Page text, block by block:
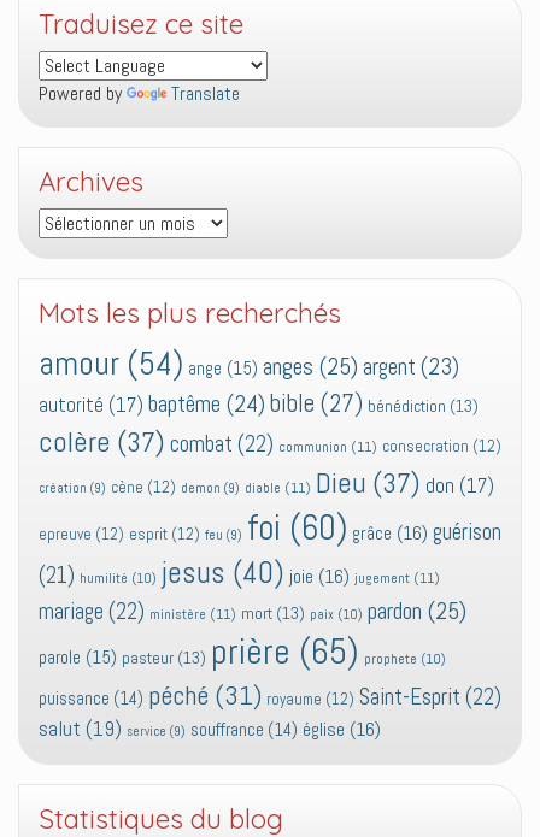
Traduisez ce site
Powered by Translate
Archives
Archives
Mots les plus recherchés
amour (54) ange (15) anges (25) argent (23)
autorité (17) baptême (24) bible (27) bénédiction (13)
colère (37) combat (22) communion (11) consecration (12)
création (9) cène (12) demon (9) diable (11) Dieu (37) don (17)
epreuve (12) esprit (12) feu (9) foi (60) grâce (16) guérison
(21) humilité (10) jesus (40) joie (16) jugement (11)
mariage (22) ministère (11) mort (13) paix (10) pardon (25)
parole (15) pasteur (13) prière (65) prophete (10)
puissance (14) péché (31) royaume (12) Saint-Esprit (22)
salut (19) service (9) souffrance (14) église (16)
Statistiques du blog